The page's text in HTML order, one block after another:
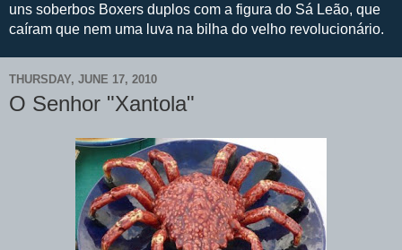
uns soberbos Boxers duplos com a figura do Sá Leão, que
caíram que nem uma luva na bilha do velho revolucionário.
THURSDAY, JUNE 17, 2010
O Senhor "Xantola"